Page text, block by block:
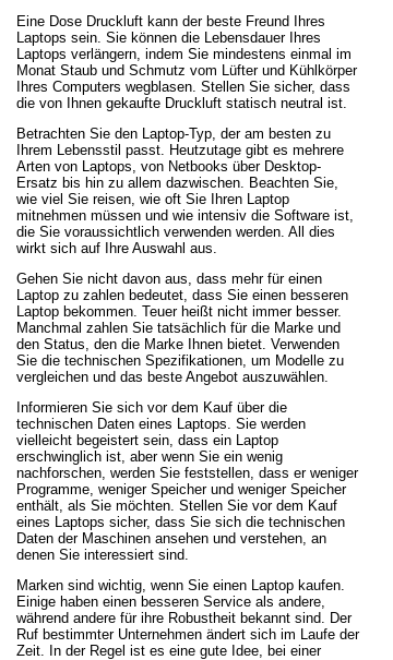
Eine Dose Druckluft kann der beste Freund Ihres
Laptops sein. Sie können die Lebensdauer Ihres
Laptops verlängern, indem Sie mindestens einmal im
Monat Staub und Schmutz vom Lüfter und Kühlkörper
Ihres Computers wegblasen. Stellen Sie sicher, dass
die von Ihnen gekaufte Druckluft statisch neutral ist.
Betrachten Sie den Laptop-Typ, der am besten zu
Ihrem Lebensstil passt. Heutzutage gibt es mehrere
Arten von Laptops, von Netbooks über Desktop-
Ersatz bis hin zu allem dazwischen. Beachten Sie,
wie viel Sie reisen, wie oft Sie Ihren Laptop
mitnehmen müssen und wie intensiv die Software ist,
die Sie voraussichtlich verwenden werden. All dies
wirkt sich auf Ihre Auswahl aus.
Gehen Sie nicht davon aus, dass mehr für einen
Laptop zu zahlen bedeutet, dass Sie einen besseren
Laptop bekommen. Teuer heißt nicht immer besser.
Manchmal zahlen Sie tatsächlich für die Marke und
den Status, den die Marke Ihnen bietet. Verwenden
Sie die technischen Spezifikationen, um Modelle zu
vergleichen und das beste Angebot auszuwählen.
Informieren Sie sich vor dem Kauf über die
technischen Daten eines Laptops. Sie werden
vielleicht begeistert sein, dass ein Laptop
erschwinglich ist, aber wenn Sie ein wenig
nachforschen, werden Sie feststellen, dass er weniger
Programme, weniger Speicher und weniger Speicher
enthält, als Sie möchten. Stellen Sie vor dem Kauf
eines Laptops sicher, dass Sie sich die technischen
Daten der Maschinen ansehen und verstehen, an
denen Sie interessiert sind.
Marken sind wichtig, wenn Sie einen Laptop kaufen.
Einige haben einen besseren Service als andere,
während andere für ihre Robustheit bekannt sind. Der
Ruf bestimmter Unternehmen ändert sich im Laufe der
Zeit. In der Regel ist es eine gute Idee, bei einer